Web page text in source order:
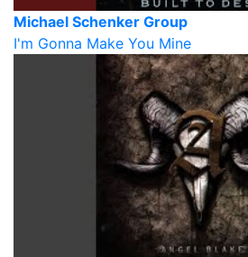
Michael Schenker Group
I'm Gonna Make You Mine